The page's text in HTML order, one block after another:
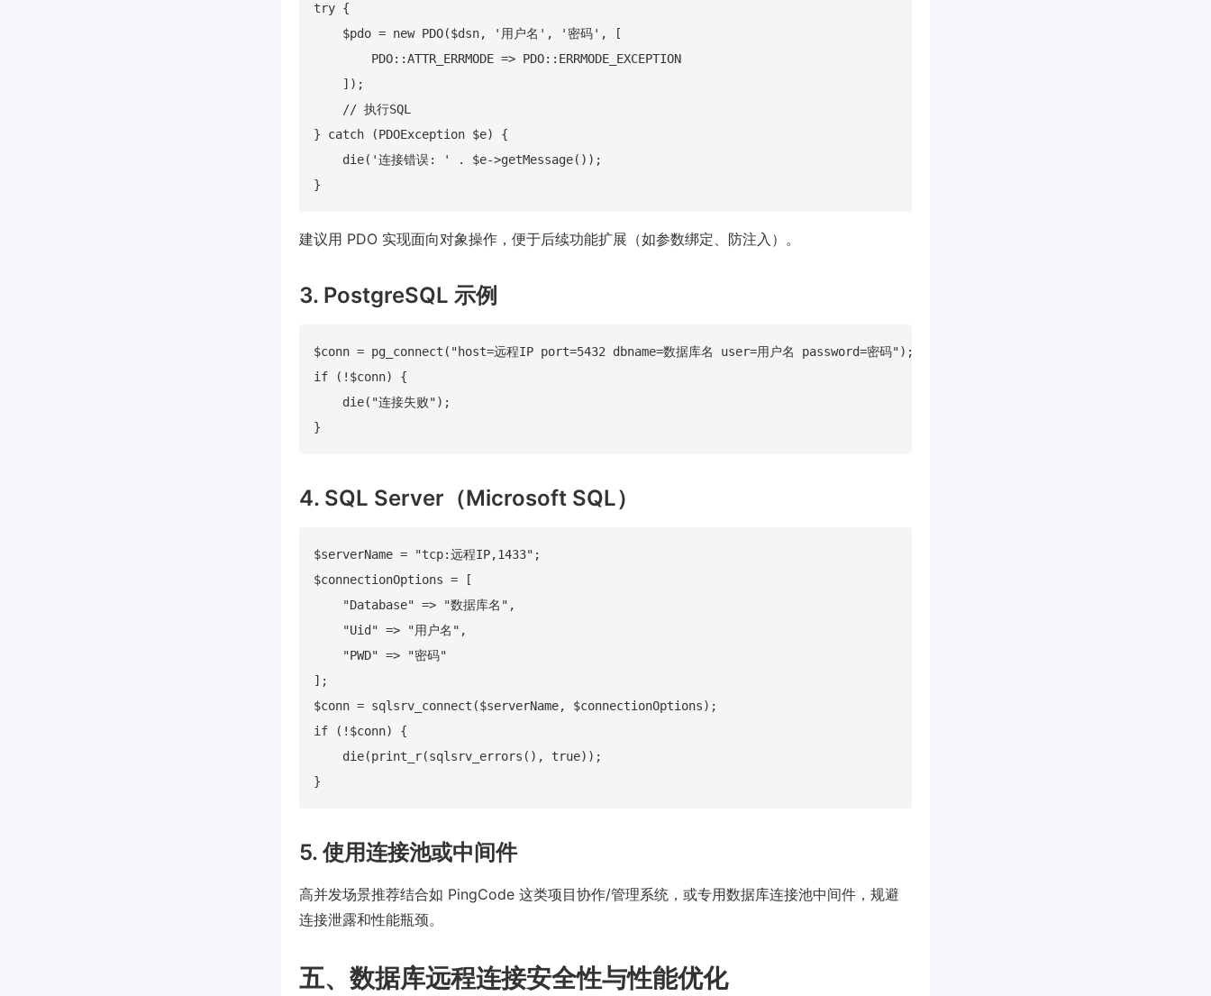
try {
    $pdo = new PDO($dsn, '用户名', '密码', [
        PDO::ATTR_ERRMODE => PDO::ERRMODE_EXCEPTION
    ]);
    // 执行SQL
} catch (PDOException $e) {
    die('连接错误: ' . $e->getMessage());
建议用 PDO 实现面向对象操作，便于后续功能扩展（如参数绑定、防注入）。
3. PostgreSQL 示例
$conn = pg_connect("host=远程IP port=5432 dbname=数据库名 user=用户名 password=密码");
if (!$conn) {
    die("连接失败");
4. SQL Server（Microsoft SQL）
$serverName = "tcp:远程IP,1433";
$connectionOptions = [
    "Database" => "数据库名",
    "Uid" => "用户名",
    "PWD" => "密码"
];
$conn = sqlsrv_connect($serverName, $connectionOptions);
if (!$conn) {
    die(print_r(sqlsrv_errors(), true));
5. 使用连接池或中间件
高并发场景推荐结合如 PingCode 这类项目协作/管理系统，或专用数据库连接池中间件，规避
连接泄露和性能瓶颈。
五、数据库远程连接安全性与性能优化